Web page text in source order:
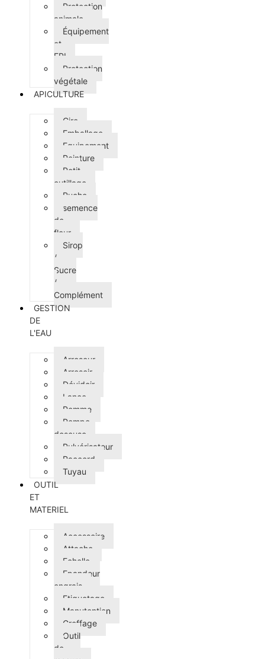
Protection
animale
Équipement
et
EPI
Protection
végétale
APICULTURE
Cire
Emballage
Equipement
Peinture
Petit
outillage
Ruche
semence
de
fleur
Sirop
/
Sucre
/
Complément
GESTION
DE
L'EAU
Arroseur
Arrosoir
Dévidoir
Lance
Pomme
Pompe
doseuse
Pulvérisateur
Raccord
Tuyau
OUTIL
ET
MATERIEL
Accessoire
Attache
Echelle
Epandeur
engrais
Etiquetage
Manutention
Greffage
Outil
de